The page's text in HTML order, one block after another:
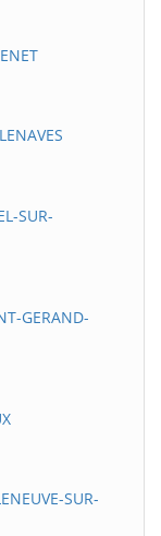
SUR-
GERAND-
SUR-